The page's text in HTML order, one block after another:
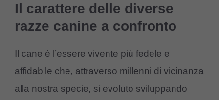
Il carattere delle diverse
razze canine a confronto
Il cane è l’essere vivente più fedele e
affidabile che, attraverso millenni di vicinanza
alla nostra specie, si evoluto sviluppando